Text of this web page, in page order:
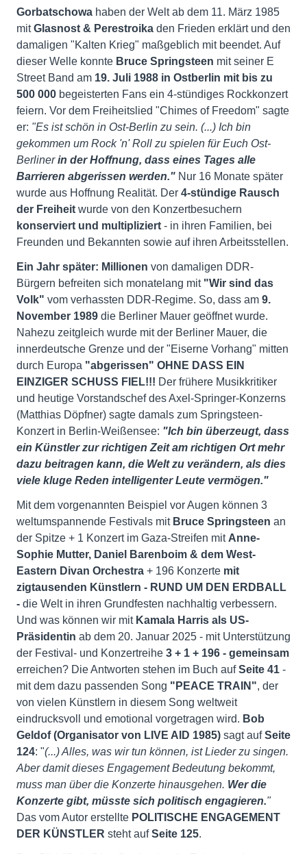
Gorbatschowa haben der Welt ab dem 11. März 1985
mitGlasnost & Perestroika den Frieden erklärt und den
damaligen "Kalten Krieg" maßgeblich mit beendet. Auf
dieser Welle konnte Bruce Springsteen mit seiner E
Street Band am 19. Juli 1988 in Ostberlin mit bis zu
500 000 begeisterten Fans ein 4-stündiges Rockkonzert
feiern. Vor dem Freiheitslied "Chimes of Freedom" sagte
er: "Es ist schön in Ost-Berlin zu sein. (...) Ich bin
gekommen um Rock 'n' Roll zu spielen für Euch Ost-
Berlinerin der Hoffnung, dass eines Tages alle
Barrieren abgerissen werden." Nur 16 Monate später
wurde aus Hoffnung Realität. Der 4-stündige Rausch
der Freiheit wurde von den Konzertbesuchern
konserviert und multipliziert - in ihren Familien, bei
Freunden und Bekannten sowie auf ihren Arbeitsstellen.
Ein Jahr später: Millionen von damaligen DDR-
Bürgern befreiten sich monatelang mit "Wir sind das
Volk" vom verhassten DDR-Regime. So, dass am 9.
November 1989 die Berliner Mauer geöffnet wurde.
Nahezu zeitgleich wurde mit der Berliner Mauer, die
innerdeutsche Grenze und der "Eiserne Vorhang" mitten
durch Europa "abgerissen" OHNE DASS EIN
EINZIGER SCHUSS FIEL!!! Der frühere Musikkritiker
und heutige Vorstandschef des Axel-Springer-Konzerns
(Matthias Döpfner) sagte damals zum Springsteen-
Konzert in Berlin-Weißensee: "Ich bin überzeugt, dass
ein Künstler zur richtigen Zeit am richtigen Ort mehr
dazu beitragen kann, die Welt zu verändern, als dies
viele kluge Reden intelligenter Leute vermögen."
Mit dem vorgenannten Beispiel vor Augen können 3
weltumspannende Festivals mit Bruce Springsteen an
der Spitze + 1 Konzert im Gaza-Streifen mit Anne-
Sophie Mutter, Daniel Barenboim & dem West-
Eastern Divan Orchestra + 196 Konzerte mit
zigtausenden Künstlern - RUND UM DEN ERDBALL
- die Welt in ihren Grundfesten nachhaltig verbessern.
Und was können wir mit Kamala Harris als US-
Präsidentin ab dem 20. Januar 2025 - mit Unterstützung
der Festival- und Konzertreihe 3 + 1 + 196 - gemeinsam
erreichen? Die Antworten stehen im Buch aufSeite 41 -
mit dem dazu passenden Song "PEACE TRAIN", der
von vielen Künstlern in diesem Song weltweit
eindrucksvoll und emotional vorgetragen wird. Bob
Geldof (Organisator von LIVE AID 1985) sagt aufSeite
124: "(...) Alles, was wir tun können, ist Lieder zu singen.
Aber damit dieses Engagement Bedeutung bekommt,
muss man über die Konzerte hinausgehen. Wer die
Konzerte gibt, müsste sich politisch engagieren."
Das vom Autor erstellte POLITISCHE ENGAGEMENT
DER KÜNSTLER steht aufSeite 125.